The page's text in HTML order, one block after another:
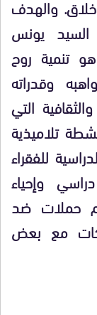
والهدف
يونس
تنمية روح
وقدراته
التي
تلاميذية
للفقراء
وإحياء
حملات ضد
مع بعض